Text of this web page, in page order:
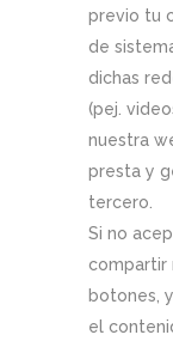
previo tu
de
dichas
(pej.
nuestra
presta y
tercero.
Si no
compartir
botones,
el